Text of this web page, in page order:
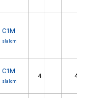
C1M
slalom
C1M
slalom
4. 4.44